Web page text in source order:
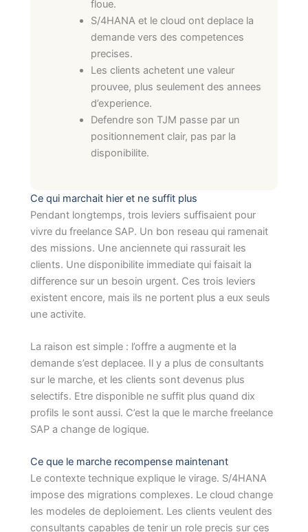
floue.
S/4HANA et le cloud ont deplace la
demande vers des competences
precises.
Les clients achetent une valeur
prouvee, plus seulement des annees
d’experience.
Defendre son TJM passe par un
positionnement clair, pas par la
disponibilite.
Ce qui marchait hier et ne suffit plus
Pendant longtemps, trois leviers suffisaient pour
vivre du freelance SAP. Un bon reseau qui ramenait
des missions. Une anciennete qui rassurait les
clients. Une disponibilite immediate qui faisait la
difference sur un besoin urgent. Ces trois leviers
existent encore, mais ils ne portent plus a eux seuls
une activite.
La raison est simple : l’offre a augmente et la
demande s’est deplacee. Il y a plus de consultants
sur le marche, et les clients sont devenus plus
selectifs. Etre disponible ne suffit plus quand dix
profils le sont aussi. C’est la que le marche freelance
SAP a change de logique.
Ce que le marche recompense maintenant
Le contexte technique explique le virage. S/4HANA
impose des migrations complexes. Le cloud change
les modeles de deploiement. Les clients veulent des
consultants capables de tenir un role precis sur ces